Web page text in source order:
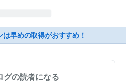
は早めの取得がおすすめ！
グの読者になる